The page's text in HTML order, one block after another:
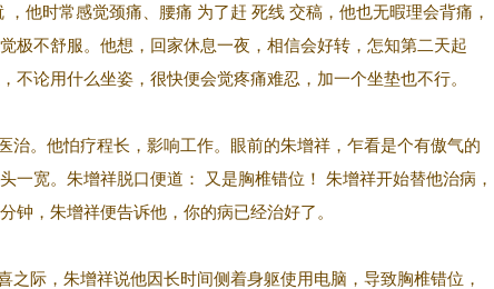
他时常感觉颈痛、腰痛 为了赶 死线 交稿，他也无暇理会背痛，
极不舒服。他想，回家休息一夜，相信会好转，怎知第二天起
不论用什么坐姿，很快便会觉疼痛难忍，加一个坐垫也不行。
治。他怕疗程长，影响工作。眼前的朱增祥，乍看是个有傲气的
一宽。朱增祥脱口便道： 又是胸椎错位！ 朱增祥开始替他治病，
钟，朱增祥便告诉他，你的病已经治好了。
际，朱增祥说他因长时间侧着身躯使用电脑，导致胸椎错位，